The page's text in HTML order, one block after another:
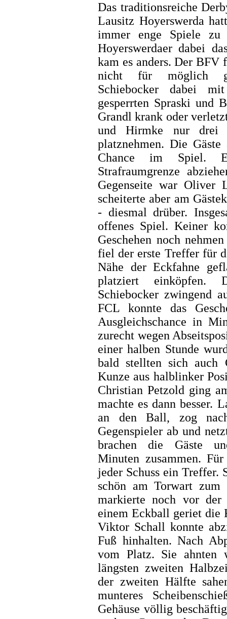
Das traditionsreiche
Lausitz Hoyerswerda
immer enge Spiele
Hoyerswerdaer dabei
kam es anders. Der BFV
nicht für möglich
Schiebocker dabei
gesperrten Spraski und
Grandl krank oder
und Hirmke nur drei
platznehmen. Die
Chance im Spiel.
Strafraumgrenze
Gegenseite war Oliver
scheiterte aber am
- diesmal drüber.
offenes Spiel. Keiner
Geschehen noch
fiel der erste Treffer für
Nähe der Eckfahne
platziert einköpfen.
Schiebocker zwingend
FCL konnte das
Ausgleichschance in
zurecht wegen
einer halben Stunde
bald stellten sich auch
Kunze aus halblinker
Christian Petzold ging
machte es dann besser.
an den Ball, zog
Gegenspieler ab und
brachen die Gäste
Minuten zusammen.
jeder Schuss ein Treffer.
schön am Torwart
markierte noch vor der
einem Eckball geriet die
Viktor Schall konnte
Fuß hinhalten. Nach
vom Platz. Sie ahnten
längsten zweiten
der zweiten Hälfte
munteres
Gehäuse völlig